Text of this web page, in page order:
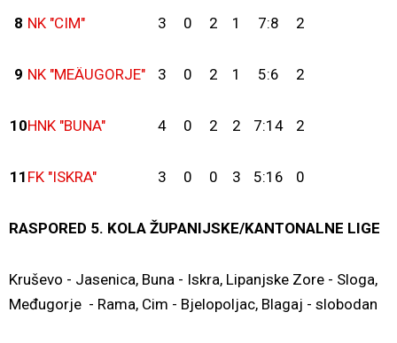
8 NK "CIM" 3 0 2 1 7:8 2
9 NK "MEÄUGORJE" 3 0 2 1 5:6 2
10HNK "BUNA" 4 0 2 2 7:14 2
11 FK "ISKRA" 3 0 0 3 5:16 0
RASPORED 5. KOLA ŽUPANIJSKE/KANTONALNE LIGE
Kruševo - Jasenica, Buna - Iskra, Lipanjske Zore - Sloga,
Međugorje - Rama, Cim - Bjelopoljac, Blagaj - slobodan